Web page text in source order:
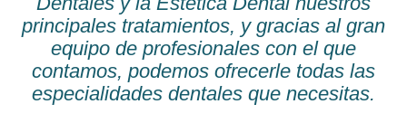
principales tratamientos, y gracias al gran
equipo de profesionales con el que
contamos, podemos ofrecerle todas las
especialidades dentales que necesitas.